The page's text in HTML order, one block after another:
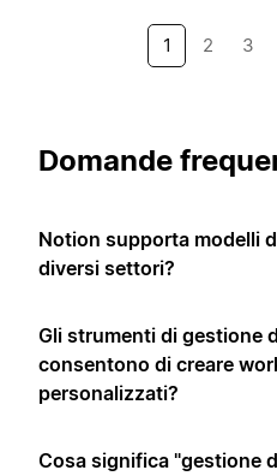
1 2 3
Domande
Notion supporta modelli
diversi settori?
Gli strumenti di gestione
consentono di creare
personalizzati?
Cosa significa "gestione